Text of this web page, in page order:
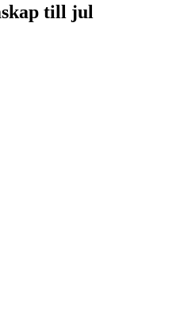
till jul